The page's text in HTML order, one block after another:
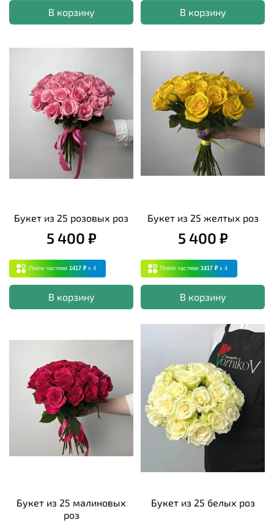
В корзину В корзину
Букет из 25 розовых роз
5 400 ₽
Плати частями 1417 ₽ x 4
В корзину
Букет из 25 желтых роз
5 400 ₽
Плати частями 1417 ₽ x 4
В корзину
Букет из 25 малиновых
роз
Букет из 25 белых роз